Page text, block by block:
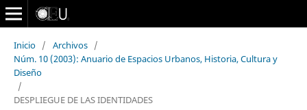
Inicio / Archivos /
Núm. 10 (2003): Anuario de Espacios Urbanos, Historia, Cultura y
Diseño
/
DESPLIEGUE DE LAS IDENTIDADES